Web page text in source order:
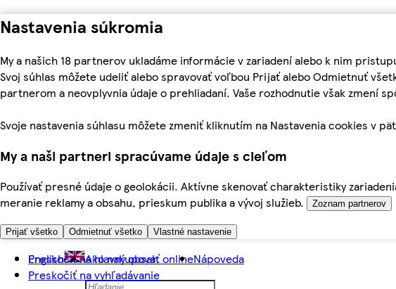
Nastavenia súkromia
My a našich 18 partnerov ukladáme informácie v zariadení alebo k nim
Svoj súhlas môžete udeliť alebo spravovať voľbou Prijať alebo Odmietnuť
partnerom a neovplyvnia údaje o prehliadaní. Vaše rozhodnutie však zmení
Svoje nastavenia súhlasu môžete zmeniť kliknutím na Nastavenia cookies v
My a naši partneri spracúvame údaje s cieľom
Používať presné údaje o geolokácii. Aktívne skenovať charakteristiky
meranie reklamy a obsahu, prieskum publika a vývoj služieb.
Zoznam partnerov
Prijať všetko Odmietnuť všetko Vlastné nastavenie
Preskočiť na hlavný obsah
Preskočiť na vyhľadávanie
English Ako nakupovať onlineNápoveda